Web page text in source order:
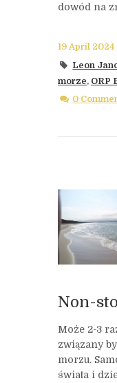
dowód na
19 April 2024
Leon
morze, ORP
0
Non-
Może 2-3
związany
morzu.
świata i